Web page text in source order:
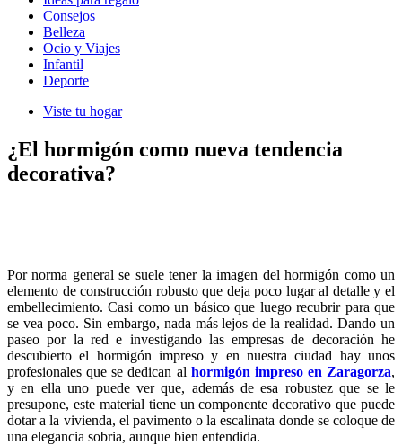
Consejos
Belleza
Ocio y Viajes
Infantil
Deporte
Viste tu hogar
¿El hormigón como nueva tendencia
decorativa?
Por norma general se suele tener la imagen del hormigón como un
elemento de construcción robusto que deja poco lugar al detalle y el
embellecimiento. Casi como un básico que luego recubrir para que
se vea poco. Sin embargo, nada más lejos de la realidad. Dando un
paseo por la red e investigando las empresas de decoración he
descubierto el hormigón impreso y en nuestra ciudad hay unos
profesionales que se dedican al hormigón impreso en Zaragorza,
y en ella uno puede ver que, además de esa robustez que se le
presupone, este material tiene un componente decorativo que puede
dotar a la vivienda, el pavimento o la escalinata donde se coloque de
una elegancia sobria, aunque bien entendida.